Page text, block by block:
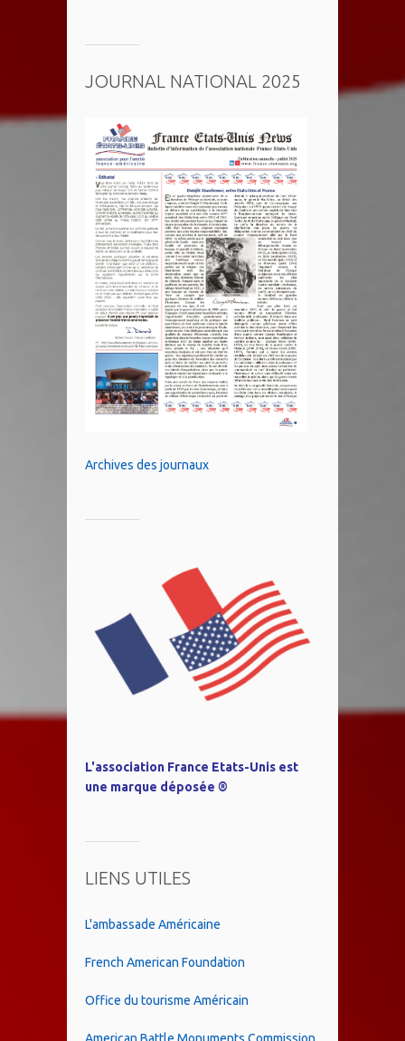
JOURNAL NATIONAL 2025
Archives des journaux
L'association France Etats-Unis est
une marque déposée ®
LIENS UTILES
L'ambassade Américaine
French American Foundation
Office du tourisme Américain